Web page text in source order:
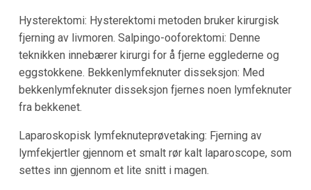
Hysterektomi: Hysterektomi metoden bruker kirurgisk
fjerning av livmoren. Salpingo-ooforektomi: Denne
teknikken innebærer kirurgi for å fjerne egglederne og
eggstokkene. Bekkenlymfeknuter disseksjon: Med
bekkenlymfeknuter disseksjon fjernes noen lymfeknuter
fra bekkenet.
Laparoskopisk lymfeknuteprøvetaking: Fjerning av
lymfekjertler gjennom et smalt rør kalt laparoscope, som
settes inn gjennom et lite snitt i magen.